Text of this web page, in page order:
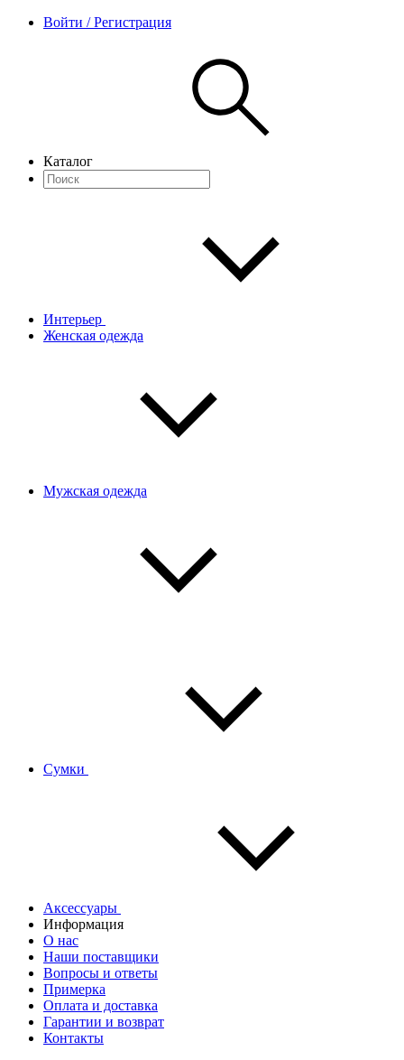
Войти / Регистрация
Каталог
Интерьер
Женская одежда
Мужская одежда
Сумки
Аксессуары
Информация
О нас
Наши поставщики
Вопросы и ответы
Примерка
Оплата и доставка
Гарантии и возврат
Контакты